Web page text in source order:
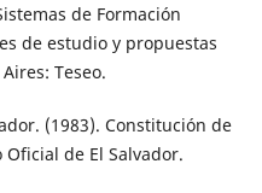
de Formación
de estudio y propuestas
Teseo.
(1983). Constitución de
de El Salvador.